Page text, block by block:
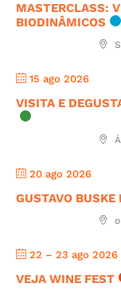
MASTERCLASS:
BIODINÂMICOS
15 ago 2026
VISITA E
20 ago 2026
GUSTAVO BUSKE
22 – 23 ago 2026
VEJA WINE FEST